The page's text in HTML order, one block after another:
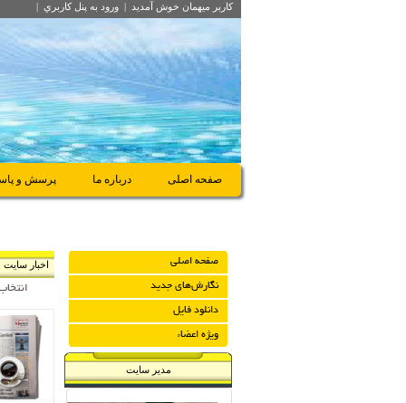
کاربر میهمان خوش آمديد | ورود به پنل کاربري |
صفحه اصلی درباره ما پرسش و
صفحه اصلی
نگارش‌هاي جديد
دانلود فايل
ویژه اعضاء
مدیر سایت
اخبار سایت